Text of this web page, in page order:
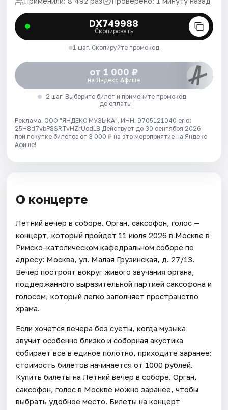
DX749988
Скопировать
1 шаг. Скопируйте промокод
от 1 000 ₽
на Яндекс Афише
2 шаг. Выберите билет и примените промокод
до оплаты
Реклама. ООО "ЯНДЕКС МУЗЫКА", ИНН: 9705121040 erid:
25H8d7vbP8SRTvHZrUcdLB Действует до 30 сентября 2026
при покупке билетов от 3 000 ₽ на это мероприятие на Яндекс
Афише!
О концерте
Летний вечер в соборе. Орган, саксофон, голос —
концерт, который пройдет 11 июля 2026 в Москве в
Римско-католическом кафедральном соборе по
адресу: Москва, ул. Малая Грузинская, д. 27/13.
Вечер построят вокруг живого звучания органа,
поддержанного выразительной партией саксофона и
голосом, который легко заполняет пространство
храма.
Если хочется вечера без суеты, когда музыка
звучит особенно близко и соборная акустика
собирает все в единое полотно, приходите заранее:
стоимость билетов начинается от 1000 рублей.
Купить билеты на Летний вечер в соборе. Орган,
саксофон, голос в Москве можно заранее, чтобы
выбрать удобное место. Билеты на концерт